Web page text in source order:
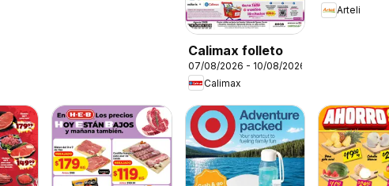
Calimax folleto
07/08/2026 - 10/08/2026
Calimax
Arteli